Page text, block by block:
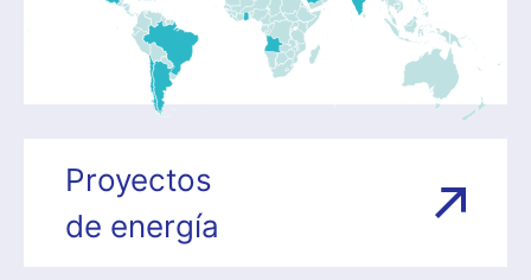
Proyectos
de energía